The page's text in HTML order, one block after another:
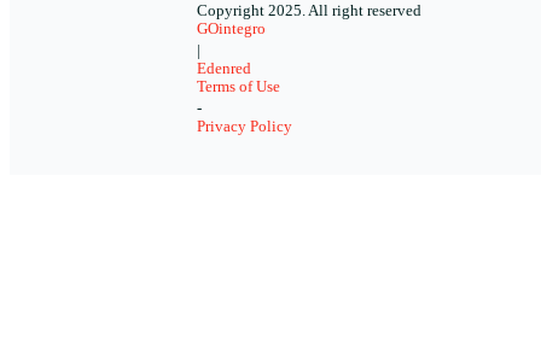
Copyright 2025. All right reserved
GOintegro
Edenred
Terms of Use
-
Privacy Policy